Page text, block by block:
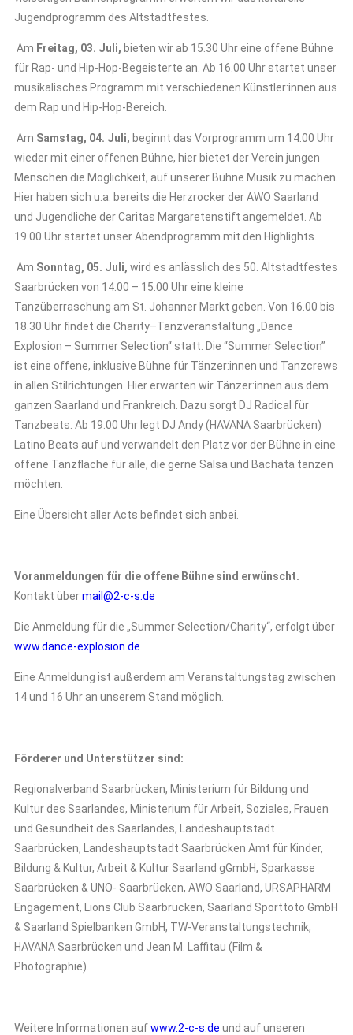
Jugendprogramm des Altstadtfestes.
Am Freitag, 03. Juli, bieten wir ab 15.30 Uhr eine offene Bühne
für Rap- und Hip-Hop-Begeisterte an. Ab 16.00 Uhr startet unser
musikalisches Programm mit verschiedenen Künstler:innen aus
dem Rap und Hip-Hop-Bereich.
Am Samstag, 04. Juli, beginnt das Vorprogramm um 14.00 Uhr
wieder mit einer offenen Bühne, hier bietet der Verein jungen
Menschen die Möglichkeit, auf unserer Bühne Musik zu machen.
Hier haben sich u.a. bereits die Herzrocker der AWO Saarland
und Jugendliche der Caritas Margaretenstift angemeldet. Ab
19.00 Uhr startet unser Abendprogramm mit den Highlights.
Am Sonntag, 05. Juli, wird es anlässlich des 50. Altstadtfestes
Saarbrücken von 14.00 – 15.00 Uhr eine kleine
Tanzüberraschung am St. Johanner Markt geben. Von 16.00 bis
18.30 Uhr findet die Charity–Tanzveranstaltung „Dance
Explosion – Summer Selection“ statt. Die “Summer Selection”
ist eine offene, inklusive Bühne für Tänzer:innen und Tanzcrews
in allen Stilrichtungen. Hier erwarten wir Tänzer:innen aus dem
ganzen Saarland und Frankreich. Dazu sorgt DJ Radical für
Tanzbeats. Ab 19.00 Uhr legt DJ Andy (HAVANA Saarbrücken)
Latino Beats auf und verwandelt den Platz vor der Bühne in eine
offene Tanzfläche für alle, die gerne Salsa und Bachata tanzen
möchten.
Eine Übersicht aller Acts befindet sich anbei.
Voranmeldungen für die offene Bühne sind erwünscht.
Kontakt übermail@2-c-s.de
Die Anmeldung für die „Summer Selection/Charity“, erfolgt über
www.dance-explosion.de
Eine Anmeldung ist außerdem am Veranstaltungstag zwischen
14 und 16 Uhr an unserem Stand möglich.
Förderer und Unterstützer sind:
Regionalverband Saarbrücken, Ministerium für Bildung und
Kultur des Saarlandes, Ministerium für Arbeit, Soziales, Frauen
und Gesundheit des Saarlandes, Landeshauptstadt
Saarbrücken, Landeshauptstadt Saarbrücken Amt für Kinder,
Bildung & Kultur, Arbeit & Kultur Saarland gGmbH, Sparkasse
Saarbrücken & UNO- Saarbrücken, AWO Saarland, URSAPHARM
Engagement, Lions Club Saarbrücken, Saarland Sporttoto GmbH
& Saarland Spielbanken GmbH, TW-Veranstaltungstechnik,
HAVANA Saarbrücken und Jean M. Laffitau (Film &
Photographie).
Weitere Informationen aufwww.2-c-s.de und auf unseren